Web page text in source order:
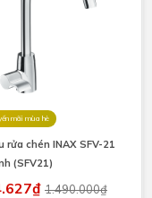
mãi mùa hè
rửa chén INAX SFV-21
(SFV21)
1.490.000₫